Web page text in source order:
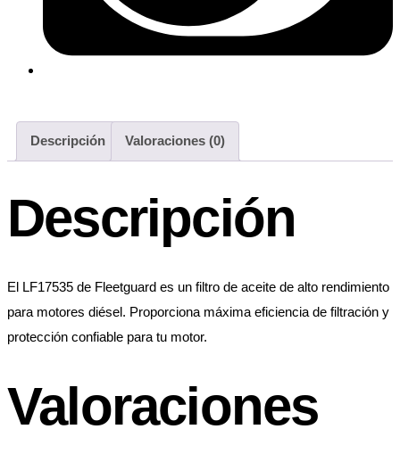
Descripción Valoraciones (0)
Descripción
El LF17535 de Fleetguard es un filtro de aceite de alto rendimiento
para motores diésel. Proporciona máxima eficiencia de filtración y
protección confiable para tu motor.
Valoraciones